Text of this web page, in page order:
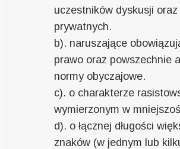
uczestników dyskusji oraz
prywatnych.
b). naruszające
prawo oraz powszechnie
normy obyczajowe.
c). o charakterze
wymierzonym w
d). o łącznej długości
znaków (w jednym lub